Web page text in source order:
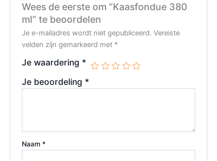
Wees de eerste om “Kaasfondue 380
ml” te beoordelen
Je e-mailadres wordt niet gepubliceerd. Vereiste
velden zijn gemarkeerd met *
Je waardering *
Je beoordeling *
Naam *